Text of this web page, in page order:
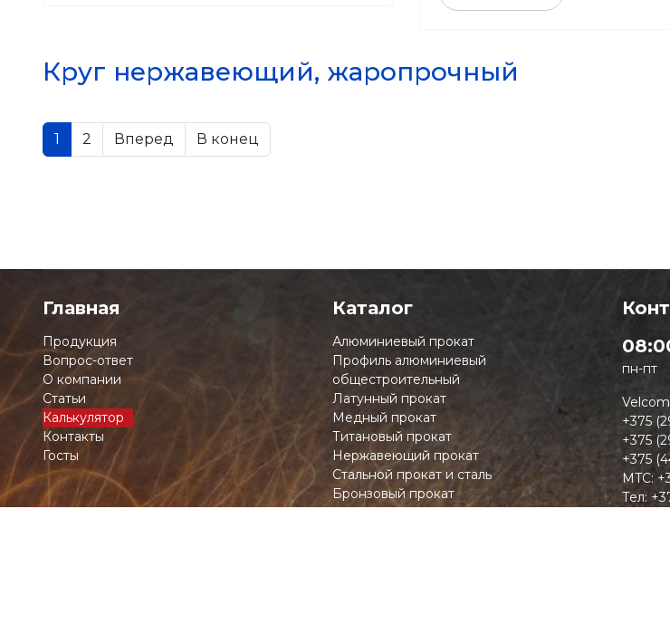
Круг нержавеющий, жаропрочный
1 2 Вперед В конец
Главная
Продукция
Вопрос-ответ
О компании
Статьи
Калькулятор
Контакты
Госты
Каталог
Алюминиевый прокат
Профиль алюминиевый
общестроительный
Латунный прокат
Медный прокат
Титановый прокат
Нержавеющий прокат
Стальной прокат и сталь
Бронзовый прокат
Никелевый прокат
пн-пт
+375
+375
+375
MTC:
Тел: